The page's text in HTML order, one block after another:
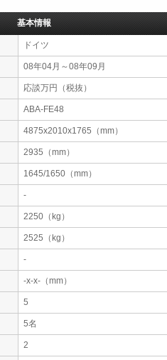
基本情報
ドイツ
08年04月～08年09月
応談万円（税抜）
ABA-FE48
4875x2010x1765（mm）
2935（mm）
1645/1650（mm）
-
2250（kg）
2525（kg）
-
-x-x-（mm）
5
5名
2